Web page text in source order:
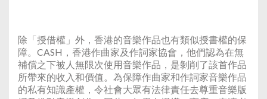
除「授借權」外，香港的音樂作品也有類似授書權的保
障。CASH，香港作曲家及作詞家協會，他們認為在無
補償之下被人無限次使用音樂作品，是剝削了該首作品
所帶來的收入和價值。為保障作曲家和作詞家音樂作品
的私有知識產權，令社會大眾有法律責任去尊重音樂版